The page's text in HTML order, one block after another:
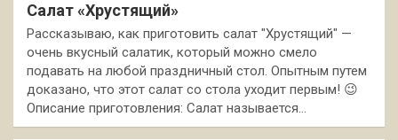
Салат «Хрустящий»
Рассказываю, как приготовить салат "Хрустящий" —
очень вкусный салатик, который можно смело
подавать на любой праздничный стол. Опытным путем
доказано, что этот салат со стола уходит первым! 😉
Описание приготовления: Салат называется…